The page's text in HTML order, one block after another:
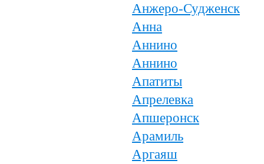
Анжеро-Судженск
Анна
Аннино
Аннино
Апатиты
Апрелевка
Апшеронск
Арамиль
Аргаяш